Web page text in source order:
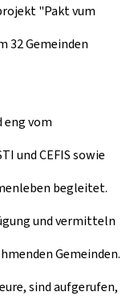
"Pakt vum
32 Gemeinden
eng vom
und CEFIS sowie
begleitet.
und vermitteln
Gemeinden.
sind aufgerufen,